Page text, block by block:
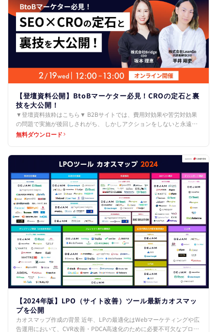
【登壇資料公開】BtoBマーケター必見！CROの定石と裏
技を大公開！
▼登壇資料抜粋はこちら▼ B2Bサイトでは、費用対効果や苦労対効果
の問題で実施が後回しされがち、 しかしアクションをしないと永遠に
機会損失をします。 ↓ 定石パート 1.簡単でもい…
無料ダウンロード
【2024年版】LPO（サイト改善）ツール最新カオスマッ
プを公開
カオスマップ作成の背景 近年、LPの最適化はWebマーケティングや広
告運用において、CVR改善・PDCA高速化のために必要不可欠なプロセ